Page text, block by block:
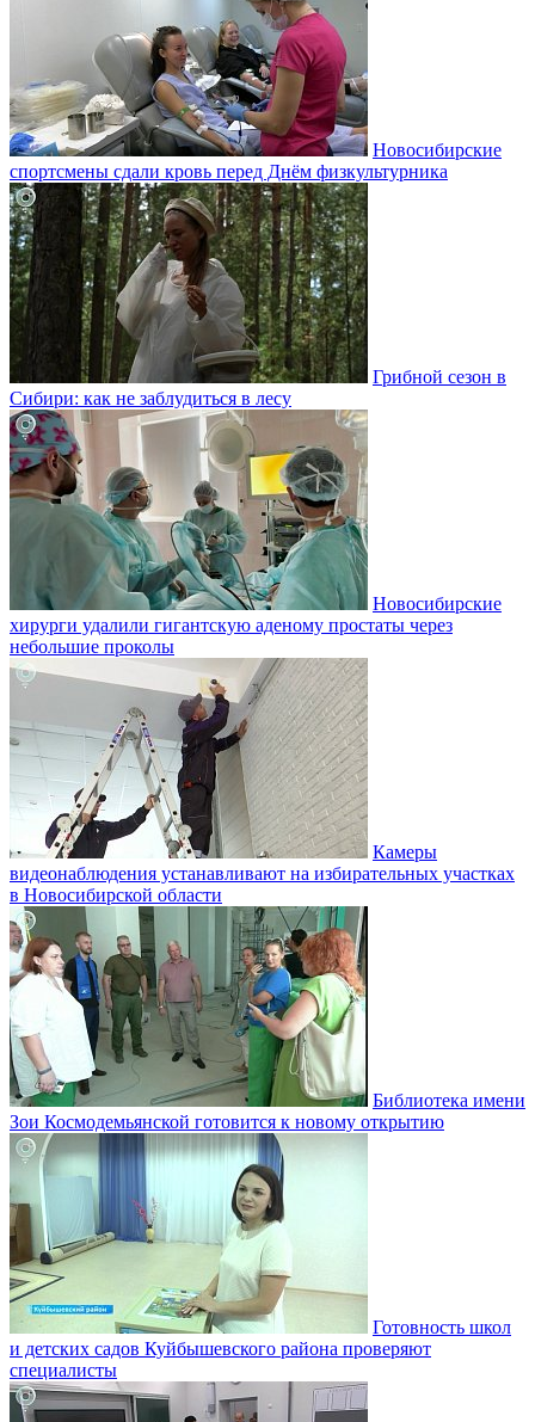
Новосибирские
спортсмены сдали кровь перед Днём физкультурника
Грибной сезон в
Сибири: как не заблудиться в лесу
Новосибирские
хирурги удалили гигантскую аденому простаты через
небольшие проколы
Камеры
видеонаблюдения устанавливают на избирательных участках
в Новосибирской области
Библиотека имени
Зои Космодемьянской готовится к новому открытию
Готовность школ
и детских садов Куйбышевского района проверяют
специалисты